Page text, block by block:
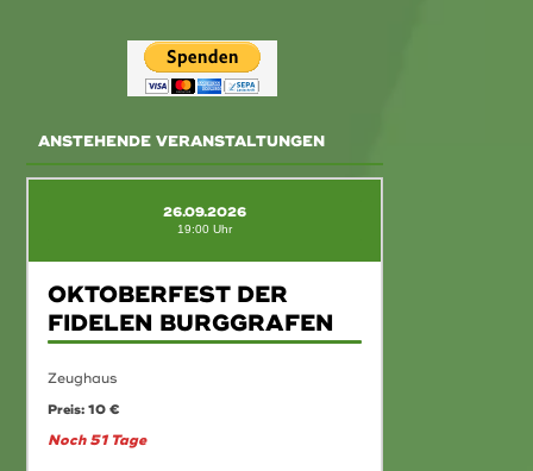
ANSTEHENDE VERANSTALTUNGEN
26.09.2026
19:00 Uhr
OKTOBERFEST DER
FIDELEN BURGGRAFEN
Zeughaus
Preis: 10 €
Noch 51 Tage